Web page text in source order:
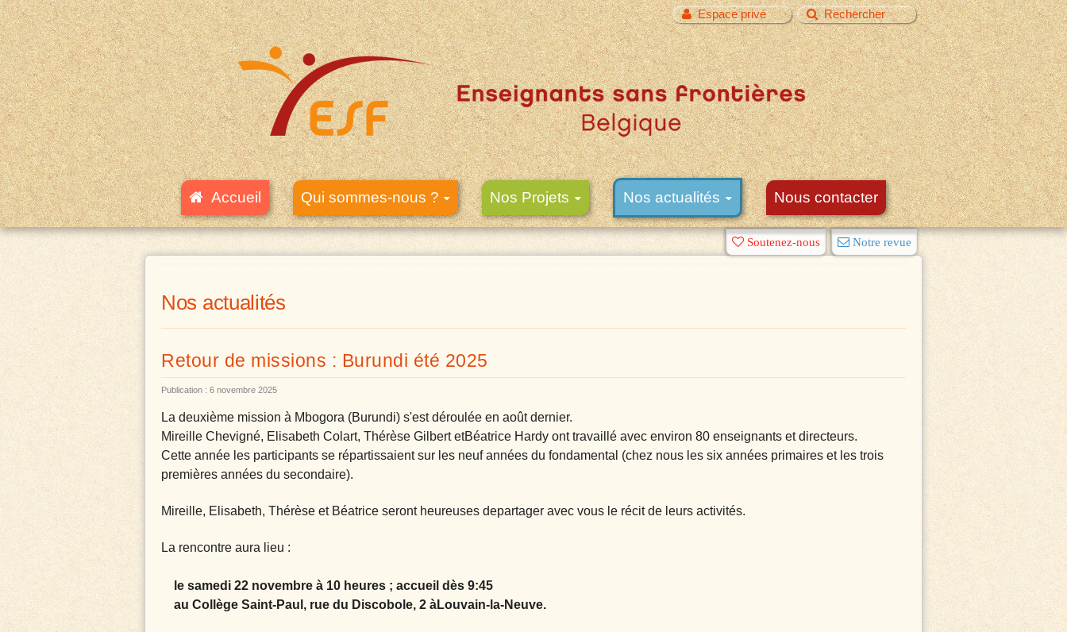
Soutenez-nous Notre revue
Espace privé Rechercher
Accueil Qui sommes-nous ? Nos Projets Nos actualités Nous contacter
Nos actualités
Retour de missions : Burundi été 2025
Publication : 6 novembre 2025
La deuxième mission à Mbogora (Burundi) s'est déroulée en aoûtdernier.
Mireille Chevigné, Elisabeth Colart, Thérèse Gilbert etBéatrice Hardy ont travaillé avec environ 80 enseignants etdirecteurs.
Cette année les participants se répartissaient sur les neufannées du fondamental (chez nous les six années primaires et les trois
premières années du secondaire).
Mireille, Elisabeth, Thérèse et Béatrice seront heureuses departager avec vous le récit de leurs activités.
La rencontre aura lieu :
le samedi 22 novembre à 10 heures ; accueil dès 9:45
au Collège Saint-Paul, rue du Discobole, 2 àLouvain-la-Neuve.